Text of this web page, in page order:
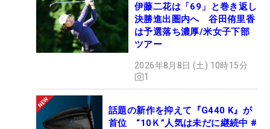
伊藤二花は「69」と巻き返し
決勝進出圏内へ 谷田侑里香
は予選落ち濃厚/米女子下部
ツアー
2026年8月8日 (土) 10時15分
1
話題の新作を抑えて『G440 K』が
首位 “10Ｋ”人気は未だに継続中 #